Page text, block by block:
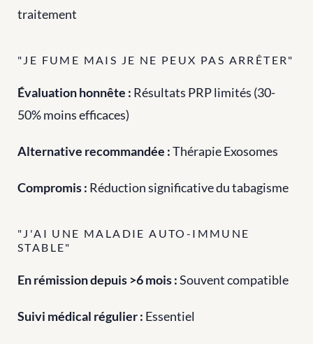
traitement
"JE FUME MAIS JE NE PEUX PAS ARRÊTER"
Évaluation honnête : Résultats PRP limités (30-
50% moins efficaces)
Alternative recommandée : Thérapie Exosomes
Compromis : Réduction significative du tabagisme
"J'AI UNE MALADIE AUTO-IMMUNE
STABLE"
En rémission depuis >6 mois : Souvent compatible
Suivi médical régulier : Essentiel